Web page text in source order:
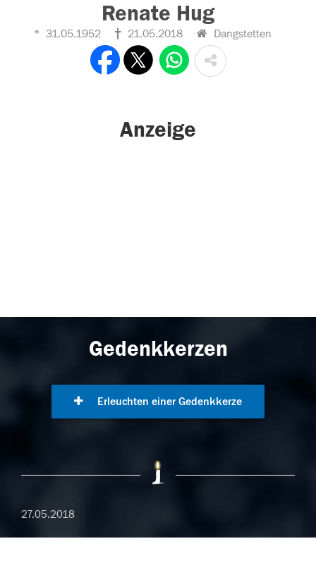
Renate Hug
31.05.1952 21.05.2018 Dangstetten
Anzeige
Gedenkkerzen
Erleuchten einer Gedenkkerze
27.05.2018